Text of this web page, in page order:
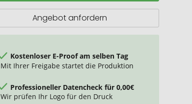
Angebot anfordern
Kostenloser E-Proof am selben Tag
Mit Ihrer Freigabe startet die Produktion
Professioneller Datencheck für 0,00€
Wir prüfen Ihr Logo für den Druck